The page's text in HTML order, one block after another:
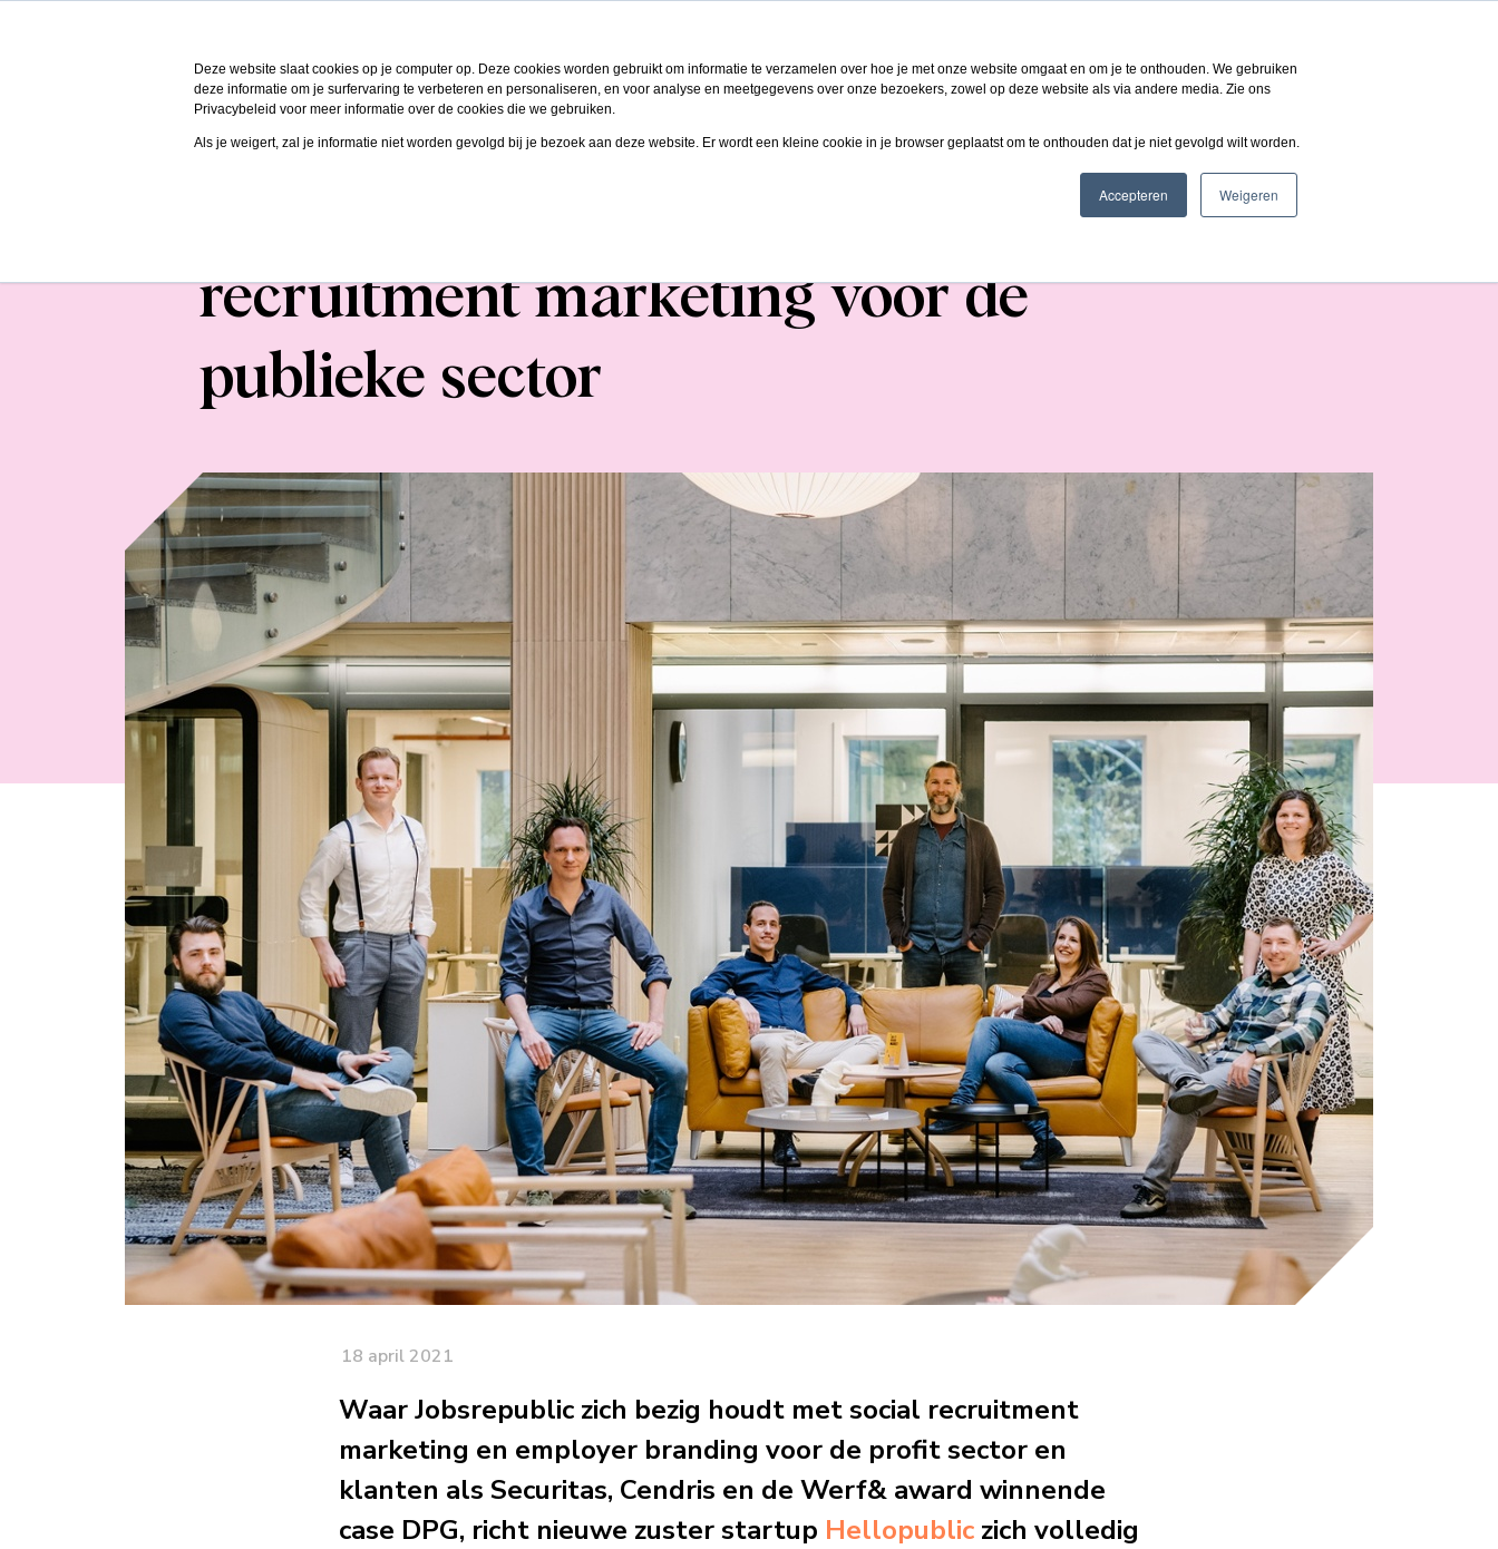
Deze website slaat cookies op je computer op. Deze cookies worden gebruikt om informatie te verzamelen over hoe je met onze website omgaat en om je te onthouden. We gebruiken
deze informatie om je surfervaring te verbeteren en personaliseren, en voor analyse en meetgegevens over onze bezoekers, zowel op deze website als via andere media. Zie ons
Privacybeleid voor meer informatie over de cookies die we gebruiken.
Als je weigert, zal je informatie niet worden gevolgd bij je bezoek aan deze website. Er wordt een kleine cookie in je browser geplaatst om te onthouden dat je niet gevolgd wilt worden.
Accepteren Weigeren
Oplossingen KlantenKennis Over ons
Jobsrepublic lanceert zusje Hellopublic:
recruitment marketing voor de
publieke sector
18 april 2021
Waar Jobsrepublic zich bezig houdt met social recruitment
marketing en employer branding voor de profit sector en
klanten als Securitas, Cendris en de Werf& award winnende
case DPG, richt nieuwe zuster startup Hellopubliczich volledig